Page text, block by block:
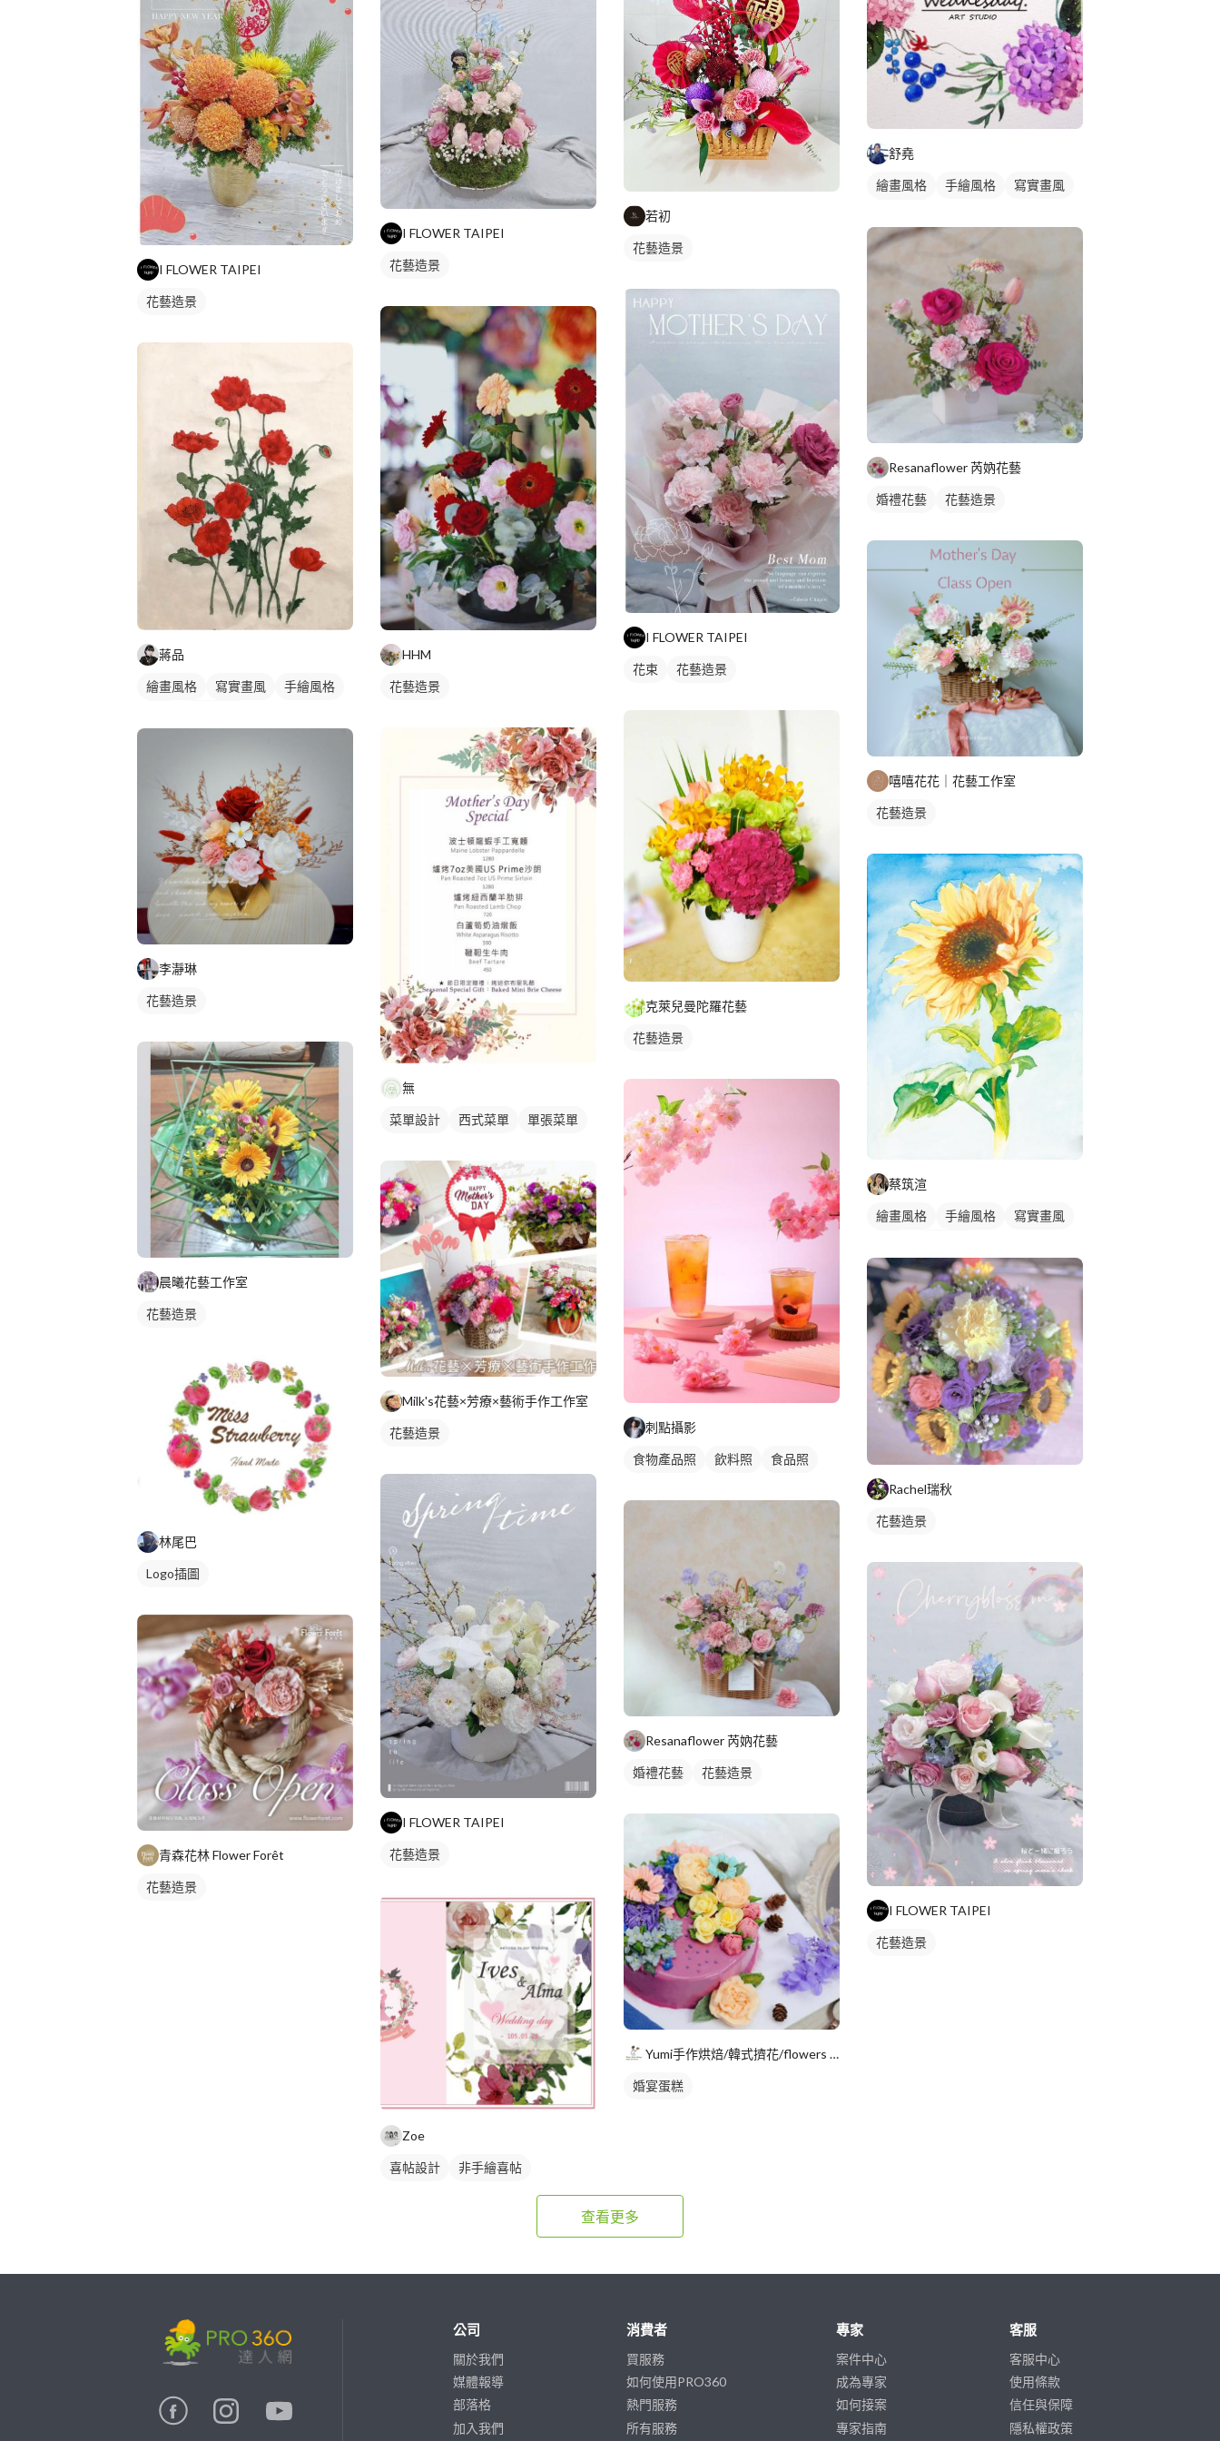
I FLOWER TAIPEI
花藝造景
蔣品
繪畫風格 寫實畫風
手繪風格
李瀞琳
花藝造景
晨曦花藝工作室
花藝造景
林尾巴
Logo插圖
青森花林 Flower Forêt
花藝造景
I FLOWER TAIPEI
花藝造景
HHM
花藝造景
無
菜單設計 西式菜單 單張菜單
Milk's花藝×芳療×藝術手作工作室
花藝造景
I FLOWER TAIPEI
花藝造景
Zoe
喜帖設計 非手繪喜帖
若初
花藝造景
I FLOWER TAIPEI
花束 花藝造景
克萊兒曼陀羅花藝
花藝造景
刺點攝影
食物產品照 飲料照 食品照
Resanaflower 芮妠花藝
婚禮花藝 花藝造景
Yumi手作烘焙/韓式擠花/flowers cake/香氛蠟
婚宴蛋糕
舒堯
繪畫風格 手繪風格
寫實畫風
Resanaflower 芮妠花藝
婚禮花藝 花藝造景
嘻嘻花花｜花藝工作室
花藝造景
蔡筑渲
繪畫風格 手繪風格
寫實畫風
Rachel瑞秋
花藝造景
I FLOWER TAIPEI
花藝造景
查看更多
公司
關於我們
媒體報導
部落格
加入我們
消費者
買服務
如何使用PRO360
熱門服務
所有服務
專家
案件中心
成為專家
如何接案
專家指南
客服
客服中心
使用條款
信任與保障
隱私權政策